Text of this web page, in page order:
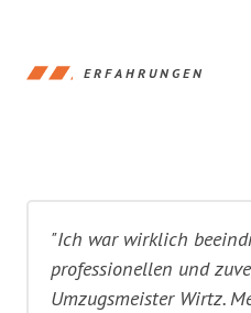
ERFAHRUNGEN
"Ich war wirklich
professionellen und
Umzugsmeister Wirtz.